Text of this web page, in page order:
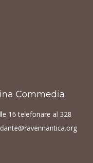
Commedia
16 telefonare al 328